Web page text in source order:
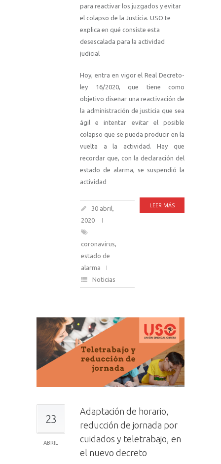
para reactivar los juzgados y evitar
el colapso de la Justicia. USO te
explica en qué consiste esta
desescalada para la actividad
judicial
Hoy, entra en vigor el Real Decreto-
ley 16/2020, que tiene como
objetivo diseñar una reactivación de
la administración de justicia que sea
ágil e intentar evitar el posible
colapso que se pueda producir en la
vuelta a la actividad. Hay que
recordar que, con la declaración del
estado de alarma, se suspendió la
actividad
LEER MÁS
30 abril,
2020
coronavirus,
estado de
alarma
Noticias
23
ABRIL
Adaptación de horario,
reducción de jornada por
cuidados y teletrabajo, en
el nuevo decreto